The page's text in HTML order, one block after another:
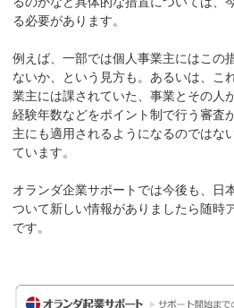
る必要があります。
例えば、一部では個人事業主にはこの
ないか、という見方も。あるいは、こ
業主には課されていた、事業とその人
経験年数などをポイント制で行う審査
主にも適用されるようになるのではな
ています。
オランダ企業サポートでは今後も、日
ついて新しい情報がありましたら随時
です。